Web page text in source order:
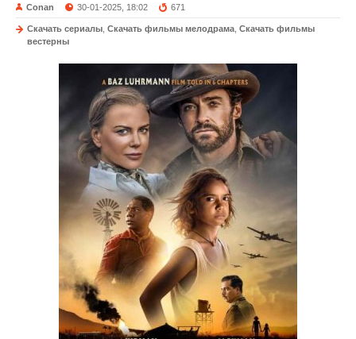
Conan 30-01-2025, 18:02 671
Скачать сериалы Скачать фильмы мелодрама Скачать фильмы
вестерны